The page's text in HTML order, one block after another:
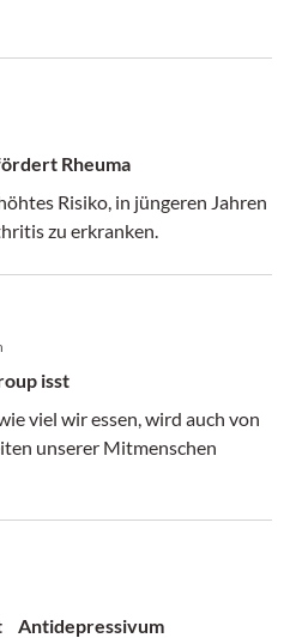
Rheuma
Risiko, in jüngeren Jahren
zu erkranken.
isst
viel wir essen, wird auch von
unserer Mitmenschen
Antidepressivum